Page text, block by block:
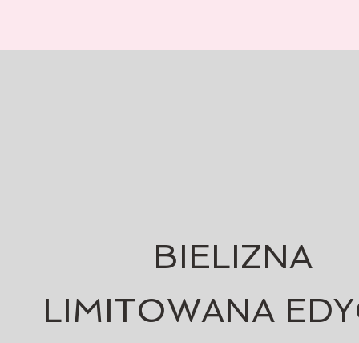
BIELIZNA
LIMITOWANA